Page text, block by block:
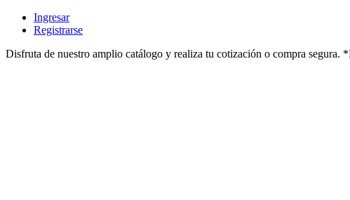
Ingresar
Registrarse
Disfruta de nuestro amplio catálogo y realiza tu cotización o compra